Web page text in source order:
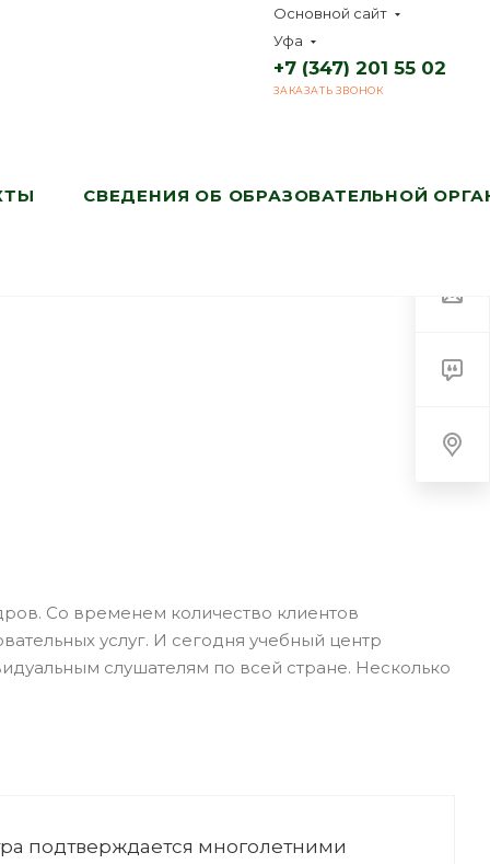
Основной сайт
Уфа
+7 (347) 201 55 02
ЗАКАЗАТЬ ЗВОНОК
СВЕДЕНИЯ ОБ ОБРАЗОВАТЕЛЬНОЙ
Со временем количество клиентов
услуг. И сегодня учебный центр
слушателям по всей стране. Несколько
подтверждается многолетними